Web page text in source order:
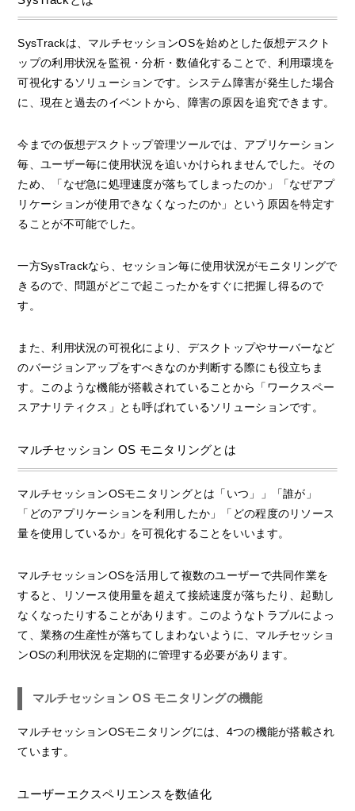
SysTrackは、マルチセッションOSを始めとした仮想デスクト
ップの利用状況を監視・分析・数値化することで、利用環境を
可視化するソリューションです。システム障害が発生した場合
に、現在と過去のイベントから、障害の原因を追究できます。
今までの仮想デスクトップ管理ツールでは、アプリケーション
毎、ユーザー毎に使用状況を追いかけられませんでした。その
ため、「なぜ急に処理速度が落ちてしまったのか」「なぜアプ
リケーションが使用できなくなったのか」という原因を特定す
ることが不可能でした。
一方SysTrackなら、セッション毎に使用状況がモニタリングで
きるので、問題がどこで起こったかをすぐに把握し得るので
す。
また、利用状況の可視化により、デスクトップやサーバーなど
のバージョンアップをすべきなのか判断する際にも役立ちま
す。このような機能が搭載されていることから「ワークスペー
スアナリティクス」とも呼ばれているソリューションです。
マルチセッション OS モニタリングとは
マルチセッションOSモニタリングとは「いつ」」「誰が」
「どのアプリケーションを利用したか」「どの程度のリソース
量を使用しているか」を可視化することをいいます。
マルチセッションOSを活用して複数のユーザーで共同作業を
すると、リソース使用量を超えて接続速度が落ちたり、起動し
なくなったりすることがあります。このようなトラブルによっ
て、業務の生産性が落ちてしまわないように、マルチセッショ
ンOSの利用状況を定期的に管理する必要があります。
マルチセッション OS モニタリングの機能
マルチセッションOSモニタリングには、4つの機能が搭載され
ています。
ユーザーエクスペリエンスを数値化